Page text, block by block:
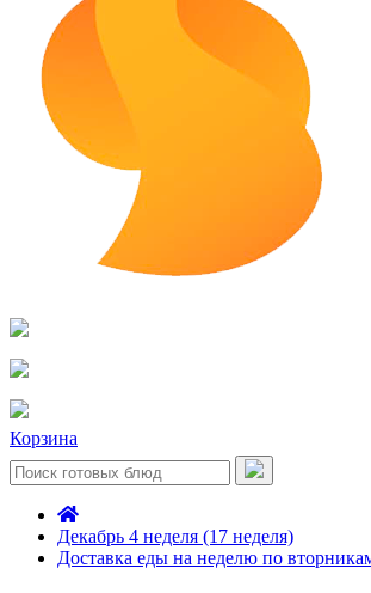
Корзина
Декабрь 4 неделя (17 неделя)
Доставка еды на неделю по